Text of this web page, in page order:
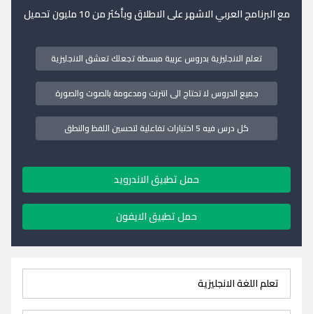
مع البرنامج العربي الاشهر على الاطلاق وبأكثر من 10 مليون تحميل
تعلم الانجليزية بدروس عربية مبسطة تجعلك تعشق الانجليزية
جميع الدروس لا تحتاج الى انترنت ومدعومة بالصوت والصورة
كل درس فيه 5 اختبارات تفاعلية لتحسين اللفظ والنطق
حمل تطبيق الاندرويد
حمل تطبيق الايفون
تعلم اللغة الانجليزية